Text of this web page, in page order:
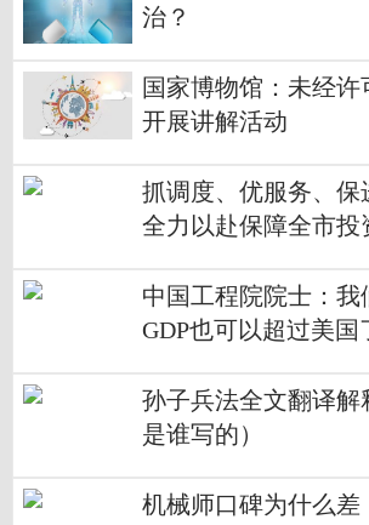
治？
国家博物馆：未经许
开展讲解活动
抓调度、优服务、保
全力以赴保障全市投
中国工程院院士：我
GDP也可以超过美国
孙子兵法全文翻译解
是谁写的）
机械师口碑为什么差